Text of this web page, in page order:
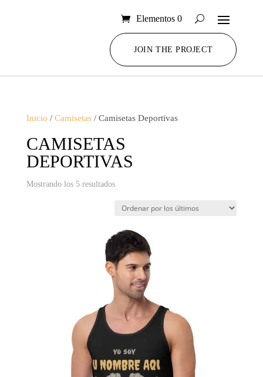
Elementos 0
JOIN THE PROJECT
Inicio / Camisetas/ Camisetas Deportivas
CAMISETAS
DEPORTIVAS
Mostrando los 5 resultadosOrdenado
últimos